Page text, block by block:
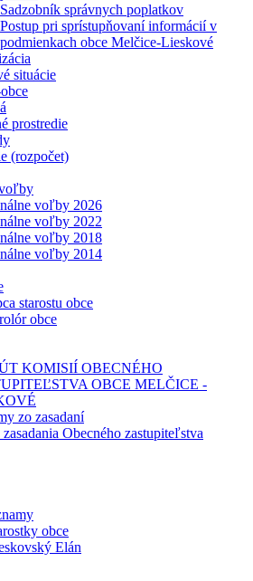
Sadzobník správnych poplatkov
Postup pri sprístupňovaní informácií v
podmienkach obce Melčice-Lieskové
situácie
prostredie
(rozpočet)
voľby 2026
voľby 2022
voľby 2018
voľby 2014
starostu obce
obce
KOMISIÍ OBECNÉHO
OBCE MELČICE -
zo zasadaní
Obecného zastupiteľstva
obce
Elán